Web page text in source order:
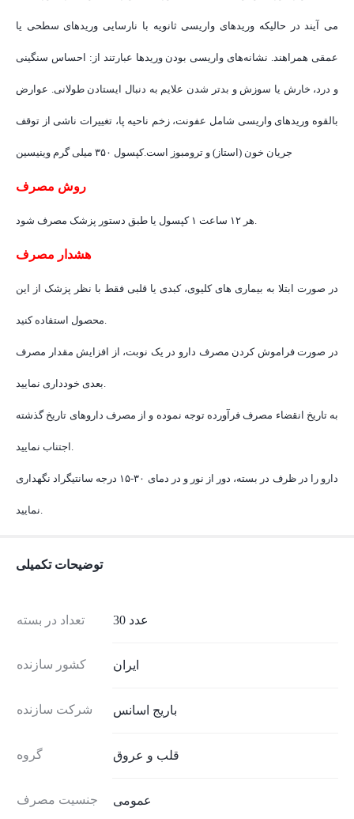
می آیند در حالیکه وریدهای واریسی ثانویه با نارسایی وریدهای سطحی یا
عمقی همراهند. نشانه‌های واریسی بودن وریدها عبارتند از: احساس سنگینی
و درد، خارش یا سوزش و بدتر شدن علایم به دنبال ایستادن طولانی. عوارض
بالقوه وریدهای واریسی شامل عفونت، زخم ناحیه پا، تغییرات ناشی از توقف
جریان خون (استاز) و ترومبوز است.کپسول ۳۵۰ میلی گرم وینیسین
روش مصرف
هر ۱۲ ساعت ۱ کپسول یا طبق دستور پزشک مصرف شود.
هشدار مصرف
در صورت ابتلا به بیماری های کلیوی، کبدی یا قلبی فقط با نظر پزشک از این
محصول استفاده کنید.
در صورت فراموش کردن مصرف دارو در یک نوبت، از افزایش مقدار مصرف
بعدی خودداری نمایید.
به تاریخ انقضاء مصرف فرآورده توجه نموده و از مصرف داروهای تاریخ گذشته
اجتناب نمایید.
دارو را در ظرف در بسته، دور از نور و در دمای ۳۰-۱۵ درجه سانتیگراد نگهداری
نمایید.
توضیحات تکمیلی
تعداد در بسته 30 عدد
کشور سازنده ایران
شرکت سازنده باریج اسانس
گروه قلب و عروق
جنسیت مصرف عمومی